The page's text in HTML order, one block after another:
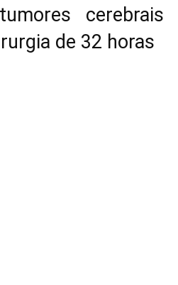
cerebrais
de 32 horas